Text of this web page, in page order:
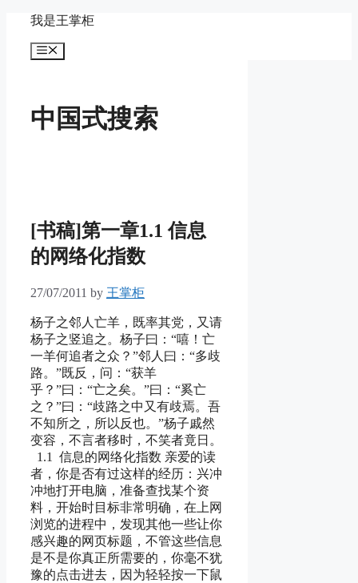
content
我是王掌柜
Menu
中国式搜索
[书稿]第一章1.1 信息
的网络化指数
27/07/2011 by 王掌柜
杨子之邻人亡羊，既率其党，又请
杨子之竖追之。杨子曰：“嘻！亡
一羊何追者之众？”邻人曰：“多歧
路。”既反，问：“获羊
乎？”曰：“亡之矣。”曰：“奚亡
之？”曰：“歧路之中又有歧焉。吾
不知所之，所以反也。”杨子戚然
变容，不言者移时，不笑者竟日。
1.1 信息的网络化指数 亲爱的读
者，你是否有过这样的经历：兴冲
冲地打开电脑，准备查找某个资
料，开始时目标非常明确，在上网
浏览的进程中，发现其他一些让你
感兴趣的网页标题，不管这些信息
是不是你真正所需要的，你毫不犹
豫的点击进去，因为轻轻按一下鼠